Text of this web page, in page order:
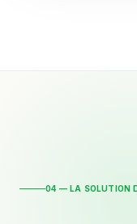
04 — LA SOLUTION